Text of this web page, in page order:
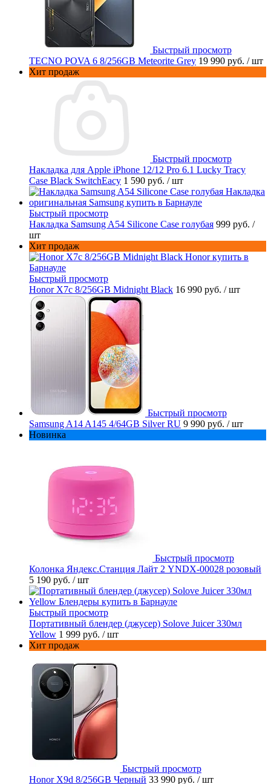
Быстрый просмотр
TECNO POVA 6 8/256GB Meteorite Grey 19 990 руб. / шт
Хит продаж
Быстрый просмотр
Накладка для Apple iPhone 12/12 Pro 6.1 Lucky Tracy
Case Black SwitchEacy 1 590 руб. / шт
Быстрый просмотр
Накладка Samsung A54 Silicone Case голубая 999 руб. /
шт
Хит продаж
Быстрый просмотр
Honor X7c 8/256GB Midnight Black 16 990 руб. / шт
Быстрый просмотр
Samsung A14 A145 4/64GB Silver RU 9 990 руб. / шт
Новинка
Быстрый просмотр
Колонка Яндекс.Станция Лайт 2 YNDX-00028 розовый
5 190 руб. / шт
Быстрый просмотр
Портативный блендер (джусер) Solove Juicer 330мл
Yellow 1 999 руб. / шт
Хит продаж
Быстрый просмотр
Honor X9d 8/256GB Черный 33 990 руб. / шт